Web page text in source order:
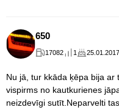
650
17082 1 25.01.2017
Nu jā, tur kkāda ķēpa bija ar
vispirms no kautkurienes
neizdevīgi sutīt.Neparvelti